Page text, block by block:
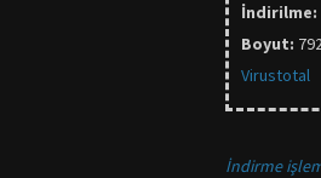
İndirilme:
Boyut:
Virustotal
İndirme